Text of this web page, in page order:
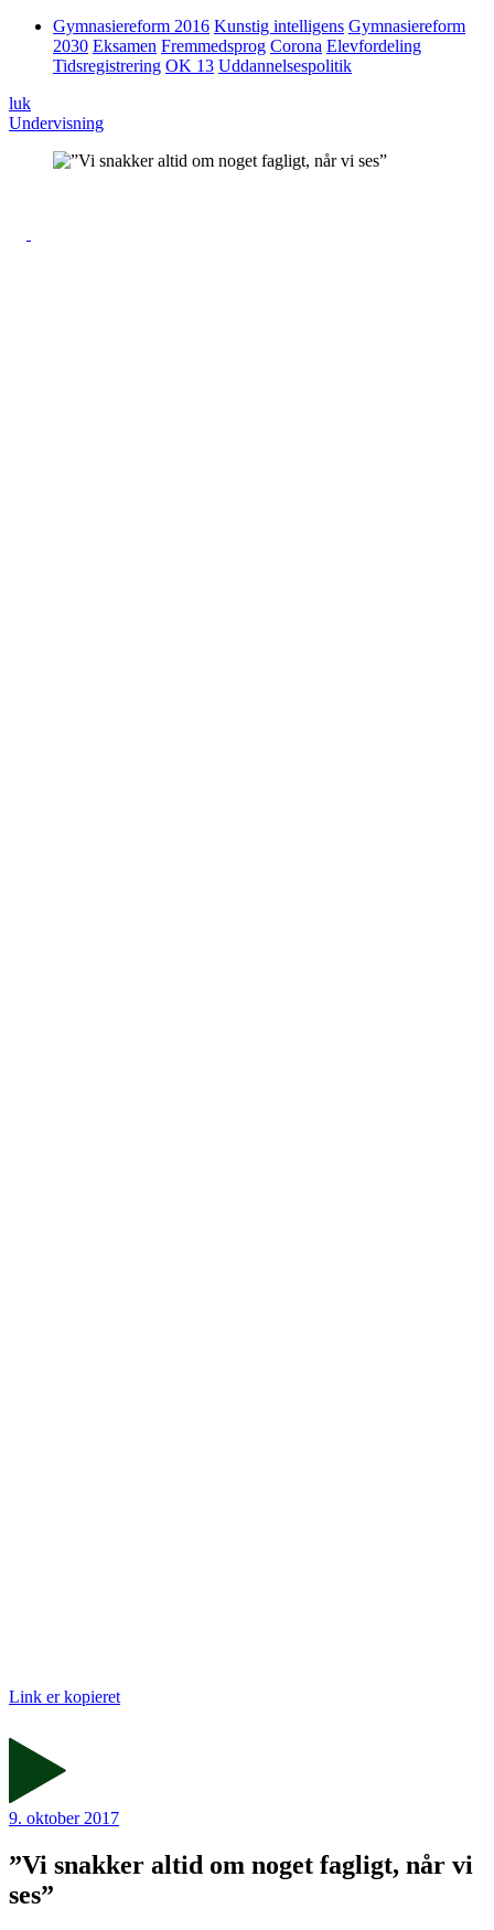
Gymnasiereform 2016 Kunstig intelligens Gymnasiereform
2030 Eksamen Fremmedsprog Corona Elevfordeling
Tidsregistrering OK 13 Uddannelsespolitik
luk
Undervisning
Link er kopieret
9. oktober 2017
”Vi snakker altid om noget fagligt, når vi
ses”